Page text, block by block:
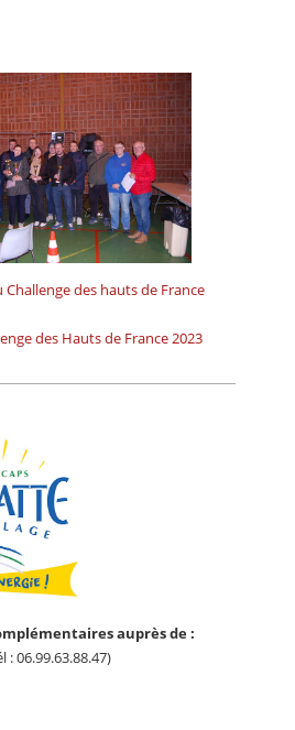
Challenge des hauts de France
des Hauts de France 2023
auprès de :
: 06.99.63.88.47)